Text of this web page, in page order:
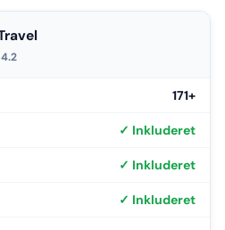
4.2
171+
✓ Inkluderet
✓ Inkluderet
✓ Inkluderet